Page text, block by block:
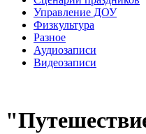
Управление ДОУ
Физкультура
Разное
Аудиозаписи
Видеозаписи